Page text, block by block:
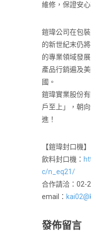
維修，保證安心
鎧瑋公司在包
的新世紀末仍
的專業領域發
產品行銷遍及
國。
鎧瑋實業股份
戶至上」，朝
進！
【鎧瑋封口機】
飲料封口機：
c/n_eq21/
合作請洽：02-
email：
發佈留言